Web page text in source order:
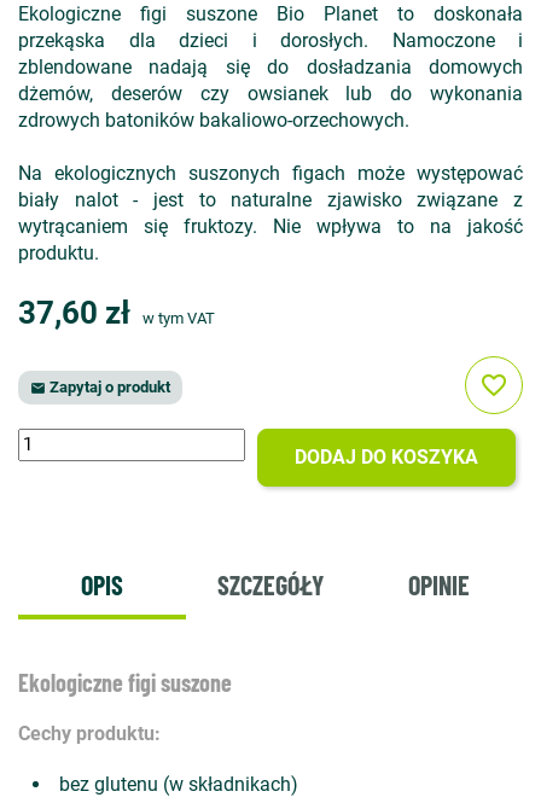
Ekologiczne figi suszone Bio Planet to doskonała
przekąska dla dzieci i dorosłych. Namoczone i
zblendowane nadają się do dosładzania domowych
dżemów, deserów czy owsianek lub do wykonania
zdrowych batoników bakaliowo-orzechowych.
Na ekologicznych suszonych figach może występować
biały nalot - jest to naturalne zjawisko związane z
wytrącaniem się fruktozy. Nie wpływa to na jakość
produktu.
37,60 zł w tym VAT
 Zapytaj o produkt
DODAJ DO KOSZYKA
favorite_border
OPIS SZCZEGÓŁY OPINIE
Ekologiczne figi suszone
Cechy produktu:
bez glutenu (w składnikach)